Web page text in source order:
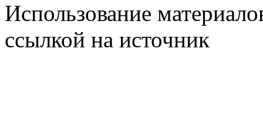
Использование
ссылкой на источник